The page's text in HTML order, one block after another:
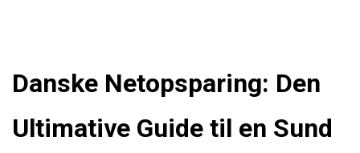
Danske Netopsparing: Den
Ultimative Guide til en Sund